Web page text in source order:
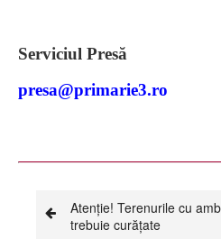
Serviciul Presă
presa@primarie3.ro
Atenție! Terenurile cu
trebuie curățate